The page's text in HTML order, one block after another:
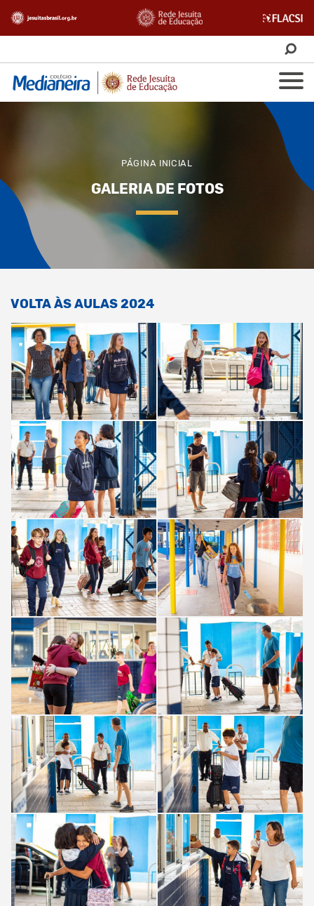
PÁGINA INICIAL
GALERIA DE FOTOS
VOLTA ÀS AULAS 2024